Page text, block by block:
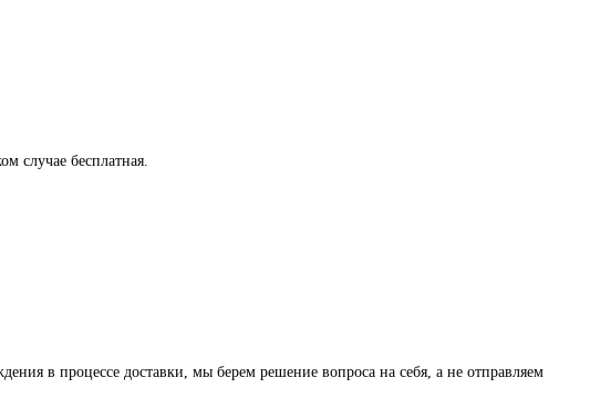
случае бесплатная
в процессе доставки, мы берем решение вопроса на себя, а не отправляем